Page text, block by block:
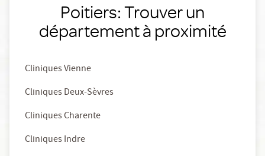
Poitiers: Trouver un
département à proximité
Cliniques Vienne
Cliniques Deux-Sèvres
Cliniques Charente
Cliniques Indre